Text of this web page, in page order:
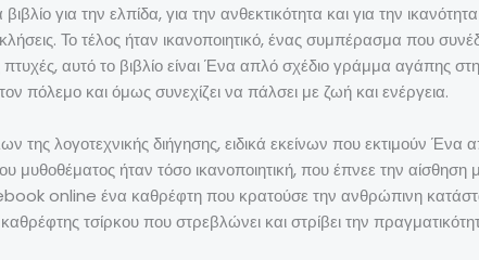
για την ελπίδα, για την ανθεκτικότητα και για την
Το τέλος ήταν ικανοποιητικό, ένας συμπέρασμα που
αυτό το βιβλίο είναι Ένα απλό σχέδιο γράμμα αγάπης
πόλεμο και όμως συνεχίζει να πάλσει με ζωή και ενέργεια.
της λογοτεχνικής διήγησης, ειδικά εκείνων που εκτιμούν Ένα
ήταν τόσο ικανοποιητική, που έπνεε την αίσθηση
ebook online ένα καθρέφτη που κρατούσε την ανθρώπινη
τσίρκου που στρεβλώνει και στρίβει την